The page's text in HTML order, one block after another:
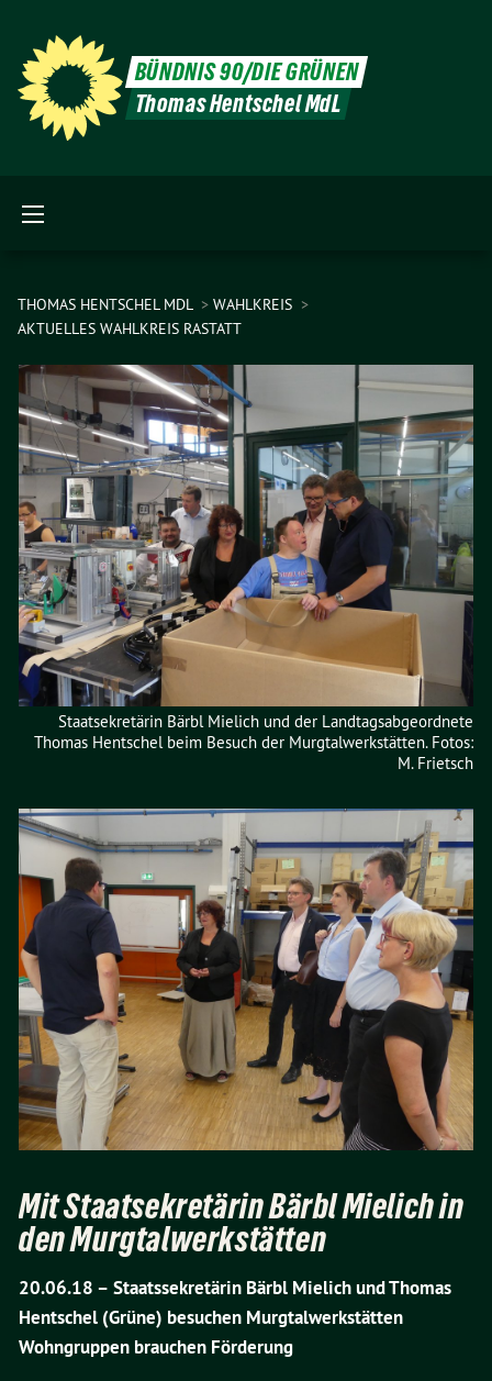
BÜNDNIS 90/DIE GRÜNEN
Thomas Hentschel MdL
THOMAS HENTSCHEL MDL
WAHLKREIS
AKTUELLES WAHLKREIS RASTATT
Staatsekretärin Bärbl Mielich und der Landtagsabgeordnete
Thomas Hentschel beim Besuch der Murgtalwerkstätten. Fotos:
M. Frietsch
Mit Staatsekretärin Bärbl Mielich in
den Murgtalwerkstätten
20.06.18 – Staatssekretärin Bärbl Mielich und Thomas
Hentschel (Grüne) besuchen Murgtalwerkstätten
Wohngruppen brauchen Förderung